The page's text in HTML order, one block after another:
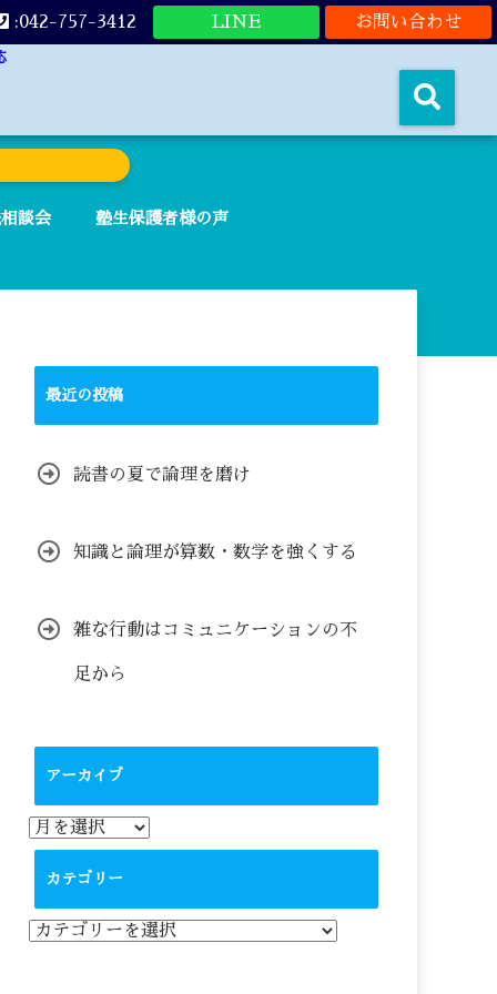
お問い合わせ
LINE
:042-757-3412
談会 塾生保護者様の声
最近の投稿
読書の夏で論理を磨け
知識と論理が算数・数学を強くする
雑な行動はコミュニケーションの不
足から
アーカイブ
ア
ー
カテゴリー
カ
テ